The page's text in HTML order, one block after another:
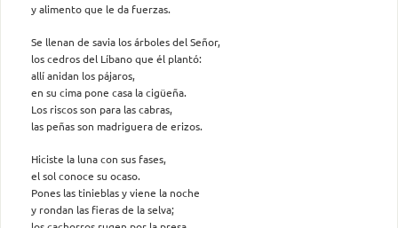
y alimento que le da fuerzas.
Se llenan de savia los árboles del Señor,
los cedros del Líbano que él plantó:
allí anidan los pájaros,
en su cima pone casa la cigüeña.
Los riscos son para las cabras,
las peñas son madriguera de erizos.
Hiciste la luna con sus fases,
el sol conoce su ocaso.
Pones las tinieblas y viene la noche
y rondan las fieras de la selva;